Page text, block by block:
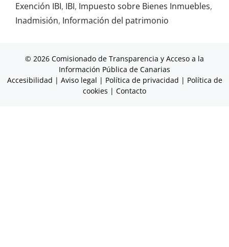
Exención IBI, IBI, Impuesto sobre Bienes Inmuebles,
Inadmisión, Información del patrimonio
© 2026 Comisionado de Transparencia y Acceso a la
Información Pública de Canarias
Accesibilidad | Aviso legal | Política de privacidad | Política de
cookies | Contacto